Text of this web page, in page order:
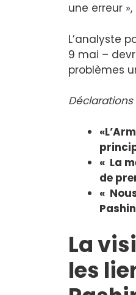
une erreur
L’analyste
9 mai –
problèmes
« La
de
«
La
les